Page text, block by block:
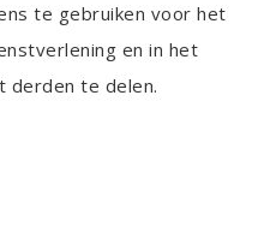
te gebruiken voor het
en in het
derden te delen.